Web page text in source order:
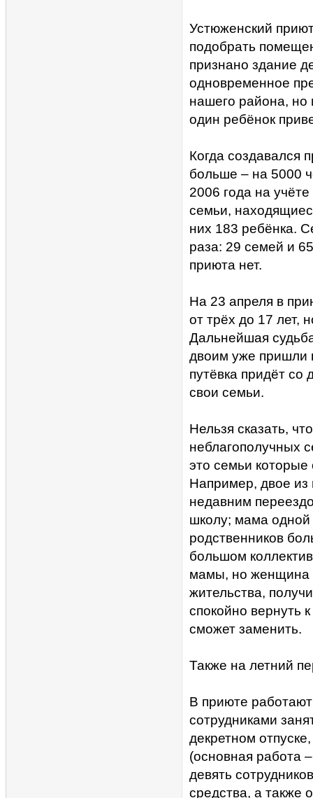
Устюженский
подобрать
признано здание
одновременное
нашего района, но
один ребёнок
Когда создавался
больше – на 5000
2006 года на
семьи,
них 183 ребёнка.
раза: 29 семей и
приюта нет.
На 23 апреля в
от трёх до 17 лет,
Дальнейшая
двоим уже пришли
путёвка придёт со
свои семьи.
Нельзя сказать,
неблагополучных
это семьи которые
Например, двое из
недавним
школу; мама одной
родственников
большом
мамы, но женщина
жительства,
спокойно вернуть
сможет заменить.
Также на летний
В приюте
сотрудниками
декретном
(основная работа
девять
средства, а также